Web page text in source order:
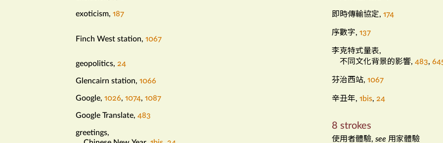
exoticism, 187
fFinch West station, 1067
ggeopolitics, 24
Glencairn station, 1066
Google, 1026, 1074, 1087
Google Translate, 483
greetings,
即時傳輸協定, 174
序數字, 137
李克特式量表,
不同文化背景的影響, 483,
芬治西站, 1067
辛丑年, 1bis, 24
8 strokes
使用者體驗, see 用家體驗